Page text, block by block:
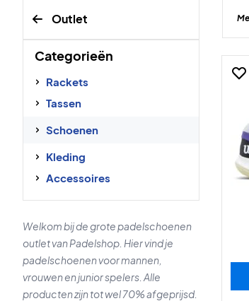
Outlet
Categorieën
Rackets
Tassen
Schoenen
Kleding
Accessoires
Welkom bij de grote padelschoenen
outlet van Padelshop. Hier vind je
padelschoenen voor mannen,
vrouwen en junior spelers. Alle
producten zijn tot wel 70% afgeprijsd.